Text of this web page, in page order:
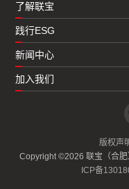
了解联宝
践行ESG
新闻中心
加入我们
版权声
Copyright ©2026 联宝（合
ICP备